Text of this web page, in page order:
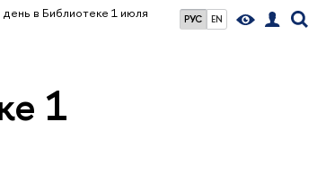
РУС EN
в Библиотеке 1 июля
1